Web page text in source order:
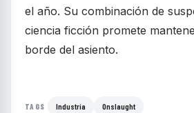
el año. Su combinación de
ciencia ficción promete
borde del asiento.
TAGS Industria Onslaught